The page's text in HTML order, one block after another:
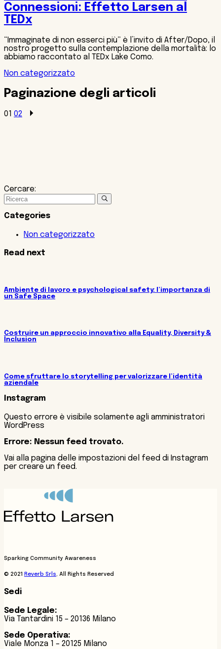
Connessioni: Effetto Larsen al
TEDx
“Immaginate di non esserci più” è l’invito di After/Dopo, il
nostro progetto sulla contemplazione della mortalità: lo
abbiamo raccontato al TEDx Lake Como.
Non categorizzato
Paginazione degli articoli
01 02
Cercare:
Categories
Non categorizzato
Read next
Ambiente di lavoro e psychological safety: l’importanza di
un Safe Space
Costruire un approccio innovativo alla Equality, Diversity &
Inclusion
Come sfruttare lo storytelling per valorizzare l’identità
aziendale
Instagram
Questo errore è visibile solamente agli amministratori
WordPress
Errore: Nessun feed trovato.
Vai alla pagina delle impostazioni del feed di Instagram
per creare un feed.
Sparking Community Awareness
© 2021 Reverb Srls, All Rights Reserved
Sedi
Sede Legale:
Via Tantardini 15 – 20136 Milano
Sede Operativa:
Viale Monza 1 – 20125 Milano